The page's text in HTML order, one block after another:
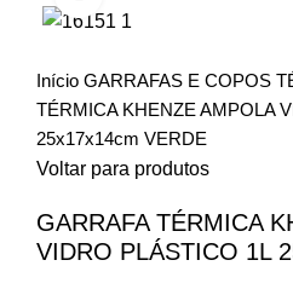
Início GARRAFAS E COPOS
TÉRMICA KHENZE AMPOLA
25x17x14cm VERDE
Voltar para produtos
GARRAFA TÉRMICA
VIDRO PLÁSTICO 1L